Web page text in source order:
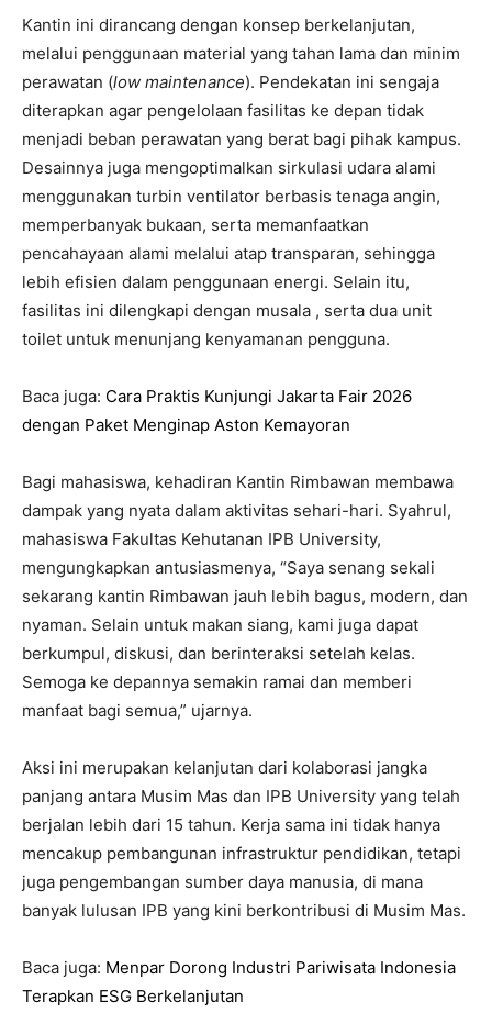
Kantin ini dirancang dengan konsep berkelanjutan,
melalui penggunaan material yang tahan lama dan minim
perawatan (low maintenance). Pendekatan ini sengaja
diterapkan agar pengelolaan fasilitas ke depan tidak
menjadi beban perawatan yang berat bagi pihak kampus.
Desainnya juga mengoptimalkan sirkulasi udara alami
menggunakan turbin ventilator berbasis tenaga angin,
memperbanyak bukaan, serta memanfaatkan
pencahayaan alami melalui atap transparan, sehingga
lebih efisien dalam penggunaan energi. Selain itu,
fasilitas ini dilengkapi dengan musala , serta dua unit
toilet untuk menunjang kenyamanan pengguna.
Baca juga: Cara Praktis Kunjungi Jakarta Fair 2026
dengan Paket Menginap Aston Kemayoran
Bagi mahasiswa, kehadiran Kantin Rimbawan membawa
dampak yang nyata dalam aktivitas sehari-hari. Syahrul,
mahasiswa Fakultas Kehutanan IPB University,
mengungkapkan antusiasmenya, “Saya senang sekali
sekarang kantin Rimbawan jauh lebih bagus, modern, dan
nyaman. Selain untuk makan siang, kami juga dapat
berkumpul, diskusi, dan berinteraksi setelah kelas.
Semoga ke depannya semakin ramai dan memberi
manfaat bagi semua,” ujarnya.
Aksi ini merupakan kelanjutan dari kolaborasi jangka
panjang antara Musim Mas dan IPB University yang telah
berjalan lebih dari 15 tahun. Kerja sama ini tidak hanya
mencakup pembangunan infrastruktur pendidikan, tetapi
juga pengembangan sumber daya manusia, di mana
banyak lulusan IPB yang kini berkontribusi di Musim Mas.
Baca juga: Menpar Dorong Industri Pariwisata Indonesia
Terapkan ESG Berkelanjutan